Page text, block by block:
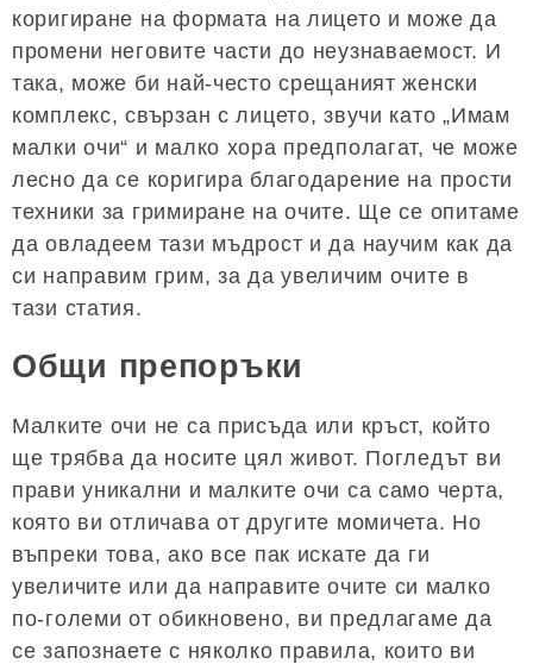
коригиране на формата на лицето и може да
промени неговите части до неузнаваемост. И
така, може би най-често срещаният женски
комплекс, свързан с лицето, звучи като „Имам
малки очи“ и малко хора предполагат, че може
лесно да се коригира благодарение на прости
техники за гримиране на очите. Ще се опитаме
да овладеем тази мъдрост и да научим как да
си направим грим, за да увеличим очите в
тази статия.
Общи препоръки
Малките очи не са присъда или кръст, който
ще трябва да носите цял живот. Погледът ви
прави уникални и малките очи са само черта,
която ви отличава от другите момичета. Но
въпреки това, ако все пак искате да ги
увеличите или да направите очите си малко
по-големи от обикновено, ви предлагаме да
се запознаете с няколко правила, които ви